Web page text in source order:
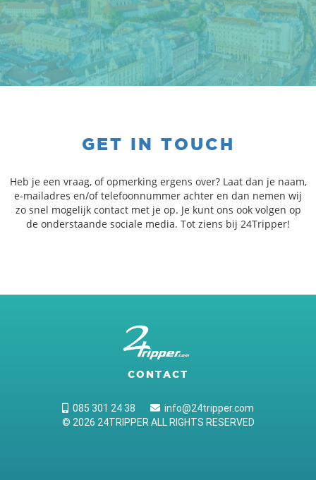
GET IN TOUCH
Heb je een vraag, of opmerking ergens over? Laat dan je naam,
e-mailadres en/of telefoonnummer achter en dan nemen wij
zo snel mogelijk contact met je op. Je kunt ons ook volgen op
de onderstaande sociale media. Tot ziens bij 24Tripper!
CONTACT
085 301 24 38
info@24tripper.com
© 2026 24TRIPPER ALL RIGHTS RESERVED